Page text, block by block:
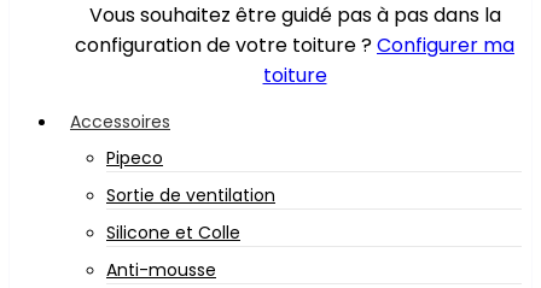
Vous souhaitez être guidé pas à pas dans la
configuration de votre toiture ?Configurer ma
toiture
Accessoires
Pipeco
Sortie de ventilation
Silicone et Colle
Anti-mousse